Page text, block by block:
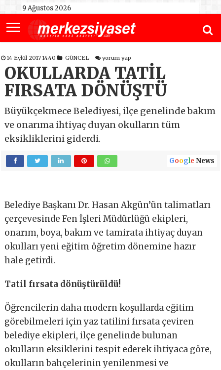
9 Ağustos 2026
14 Eylül 2017 14:40 GÜNCEL yorum yap
OKULLARDA TATİL
FIRSATA DÖNÜŞTÜ
Büyükçekmece Belediyesi, ilçe genelinde bakım
ve onarıma ihtiyaç duyan okulların tüm
eksikliklerini giderdi.
Google News
Belediye Başkanı Dr. Hasan Akgün’ün talimatları
çerçevesinde Fen İşleri Müdürlüğü ekipleri,
onarım, boya, bakım ve tamirata ihtiyaç duyan
okulları yeni eğitim öğretim dönemine hazır
hale getirdi.
Tatil fırsata dönüştürüldü!
Öğrencilerin daha modern koşullarda eğitim
görebilmeleri için yaz tatilini fırsata çeviren
belediye ekipleri, ilçe genelinde bulunan
okulların eksiklerini tespit ederek ihtiyaca göre,
okulların bahçelerinin yenilenmesi ve